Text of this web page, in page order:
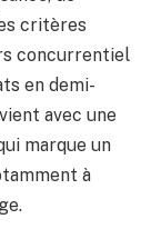
critères
concurrentiel
en demi-
avec une
marque un
à